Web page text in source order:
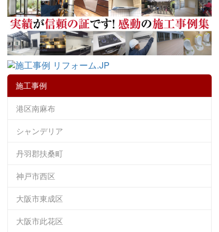
施工事例
港区南麻布
シャンデリア
丹羽郡扶桑町
神戸市西区
大阪市東成区
大阪市此花区